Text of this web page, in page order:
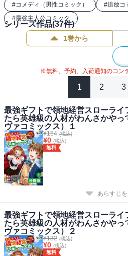
#コメディ（男性コミック） #追放コ
#最強主人公コミック
シリーズ作品(37件)
1巻から
※無料、予約、入荷通知のコン
1 2 3
最強ギフトで領地経営スローラ
たら英雄級の人材がわんさかやっ
ヴァコミックス）１
¥154 (税込)
¥0 (税込)
無料
あらすじ
最強ギフトで領地経営スローラ
たら英雄級の人材がわんさかやっ
ヴァコミックス）２
¥132 (税込)
¥0 (税込)
無料